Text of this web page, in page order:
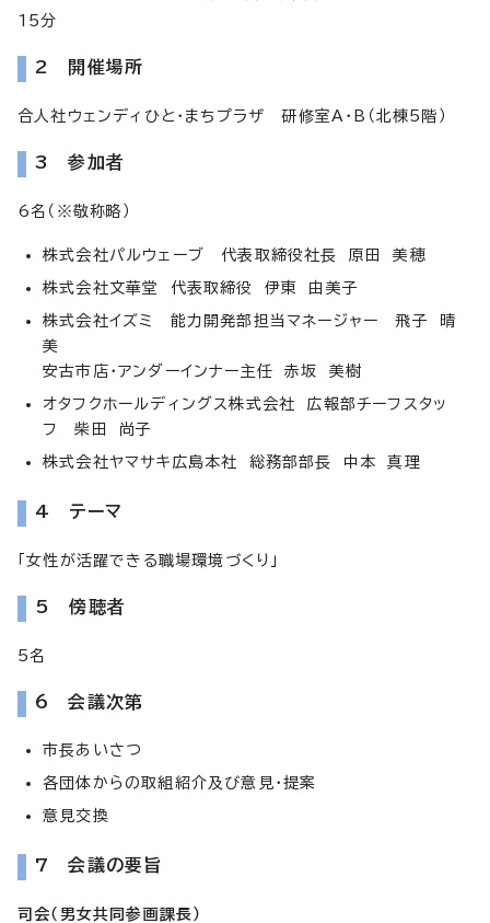
15分
2 開催場所
合人社ウェンディひと・まちプラザ 研修室A・B（北棟5階）
3 参加者
6名（※敬称略）
株式会社パルウェーブ 代表取締役社長 原田 美穂
株式会社文華堂 代表取締役 伊東 由美子
株式会社イズミ 能力開発部担当マネージャー 飛子 晴
美
安古市店・アンダーインナー主任 赤坂 美樹
オタフクホールディングス株式会社 広報部チーフスタッ
フ 柴田 尚子
株式会社ヤマサキ広島本社 総務部部長 中本 真理
4 テーマ
「女性が活躍できる職場環境づくり」
5 傍聴者
5名
6 会議次第
市長あいさつ
各団体からの取組紹介及び意見・提案
意見交換
7 会議の要旨
司会（男女共同参画課長）